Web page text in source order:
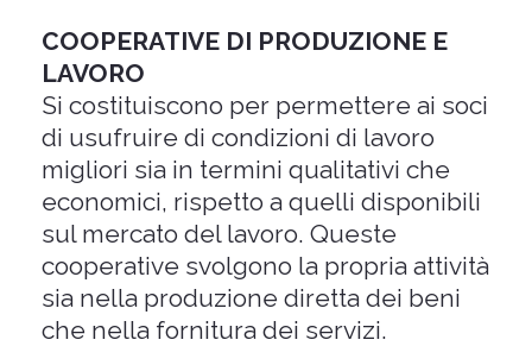
COOPERATIVE DI PRODUZIONE E
LAVORO
Si costituiscono per permettere ai soci
di usufruire di condizioni di lavoro
migliori sia in termini qualitativi che
economici, rispetto a quelli disponibili
sul mercato del lavoro. Queste
cooperative svolgono la propria attività
sia nella produzione diretta dei beni
che nella fornitura dei servizi.